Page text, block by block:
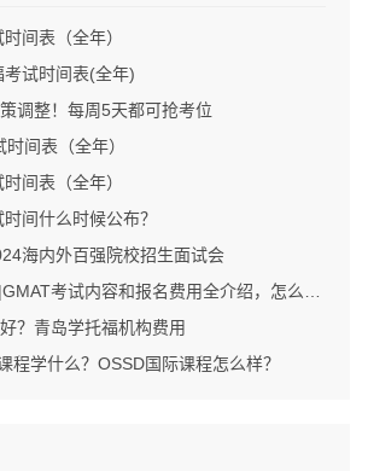
间表（全年）
试时间表(全年)
调整！每周5天都可抢考位
间表（全年）
间表（全年）
间什么时候公布？
海内外百强院校招生面试会
考试内容和报名费用全介绍，怎么报名GMAT考试呢？
？青岛学托福机构费用
程学什么？OSSD国际课程怎么样？